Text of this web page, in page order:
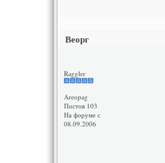
Веорг
Raggler
Areopag
Постов 103
На форуме с
08.09.2006